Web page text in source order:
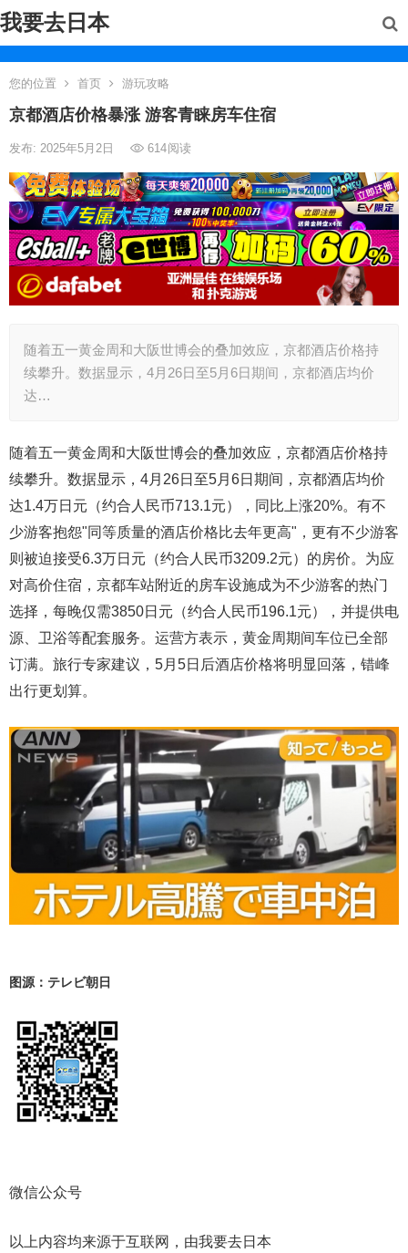
我要去日本
您的位置 首页 游玩攻略
京都酒店价格暴涨 游客青睐房车住宿
发布: 2025年5月2日 614阅读
随着五一黄金周和大阪世博会的叠加效应，京都酒店价格持
续攀升。数据显示，4月26日至5月6日期间，京都酒店均价
达…
随着五一黄金周和大阪世博会的叠加效应，京都酒店价格持
续攀升。数据显示，4月26日至5月6日期间，京都酒店均价
达1.4万日元（约合人民币713.1元），同比上涨20%。有不
少游客抱怨"同等质量的酒店价格比去年更高"，更有不少游客
则被迫接受6.3万日元（约合人民币3209.2元）的房价。为应
对高价住宿，京都车站附近的房车设施成为不少游客的热门
选择，每晚仅需3850日元（约合人民币196.1元），并提供电
源、卫浴等配套服务。运营方表示，黄金周期间车位已全部
订满。旅行专家建议，5月5日后酒店价格将明显回落，错峰
出行更划算。
图源：テレビ朝日
微信公众号
以上内容均来源于互联网，由我要去日本